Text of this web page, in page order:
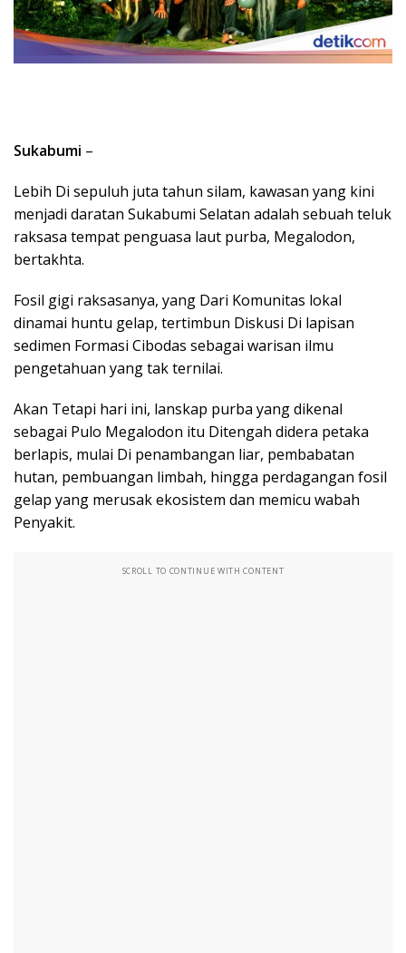
Sukabumi –
Lebih Di sepuluh juta tahun silam, kawasan yang kini
menjadi daratan Sukabumi Selatan adalah sebuah teluk
raksasa tempat penguasa laut purba, Megalodon,
bertakhta.
Fosil gigi raksasanya, yang Dari Komunitas lokal
dinamai huntu gelap, tertimbun Diskusi Di lapisan
sedimen Formasi Cibodas sebagai warisan ilmu
pengetahuan yang tak ternilai.
Akan Tetapi hari ini, lanskap purba yang dikenal
sebagai Pulo Megalodon itu Ditengah didera petaka
berlapis, mulai Di penambangan liar, pembabatan
hutan, pembuangan limbah, hingga perdagangan fosil
gelap yang merusak ekosistem dan memicu wabah
Penyakit.
SCROLL TO CONTINUE WITH CONTENT